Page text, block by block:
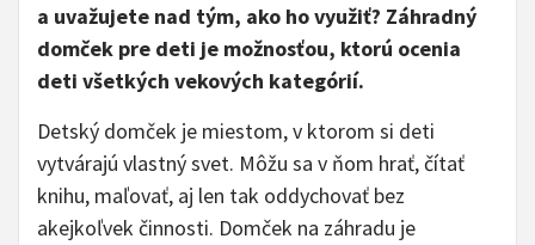
a uvažujete nad tým, ako ho využiť? Záhradný
domček pre deti je možnosťou, ktorú ocenia
deti všetkých vekových kategórií.
Detský domček je miestom, v ktorom si deti
vytvárajú vlastný svet. Môžu sa v ňom hrať, čítať
knihu, maľovať, aj len tak oddychovať bez
akejkoľvek činnosti. Domček na záhradu je